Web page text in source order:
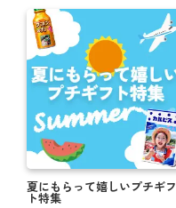
夏にもらって嬉しいプチギフ
ト特集